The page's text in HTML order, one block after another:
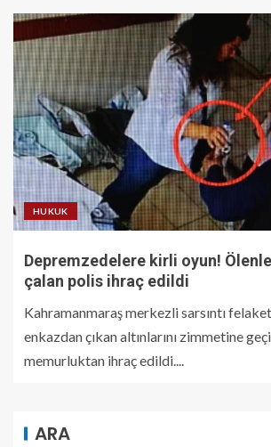
HUKUK
Depremzedelere kirli oyun!
çalan polis ihraç edildi
Kahramanmaraş merkezli sarsıntı
enkazdan çıkan altınlarını zimmetine
memurluktan ihraç edildi....
ARA